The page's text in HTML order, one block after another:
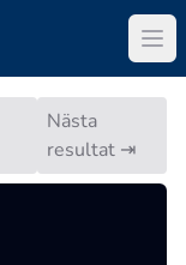
Nästa
resultat ⇥